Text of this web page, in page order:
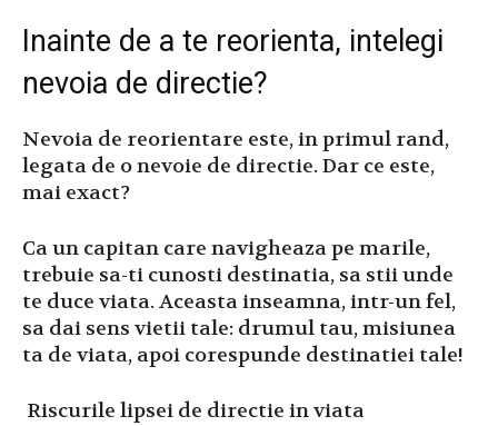
Inainte de a te reorienta, intelegi
nevoia de directie?
Nevoia de reorientare este, in primul rand,
legata de o nevoie de directie. Dar ce este,
mai exact?
Ca un capitan care navigheaza pe marile,
trebuie sa-ti cunosti destinatia, sa stii unde
te duce viata. Aceasta inseamna, intr-un fel,
sa dai sens vietii tale: drumul tau, misiunea
ta de viata, apoi corespunde destinatiei tale!
Riscurile lipsei de directie in viata